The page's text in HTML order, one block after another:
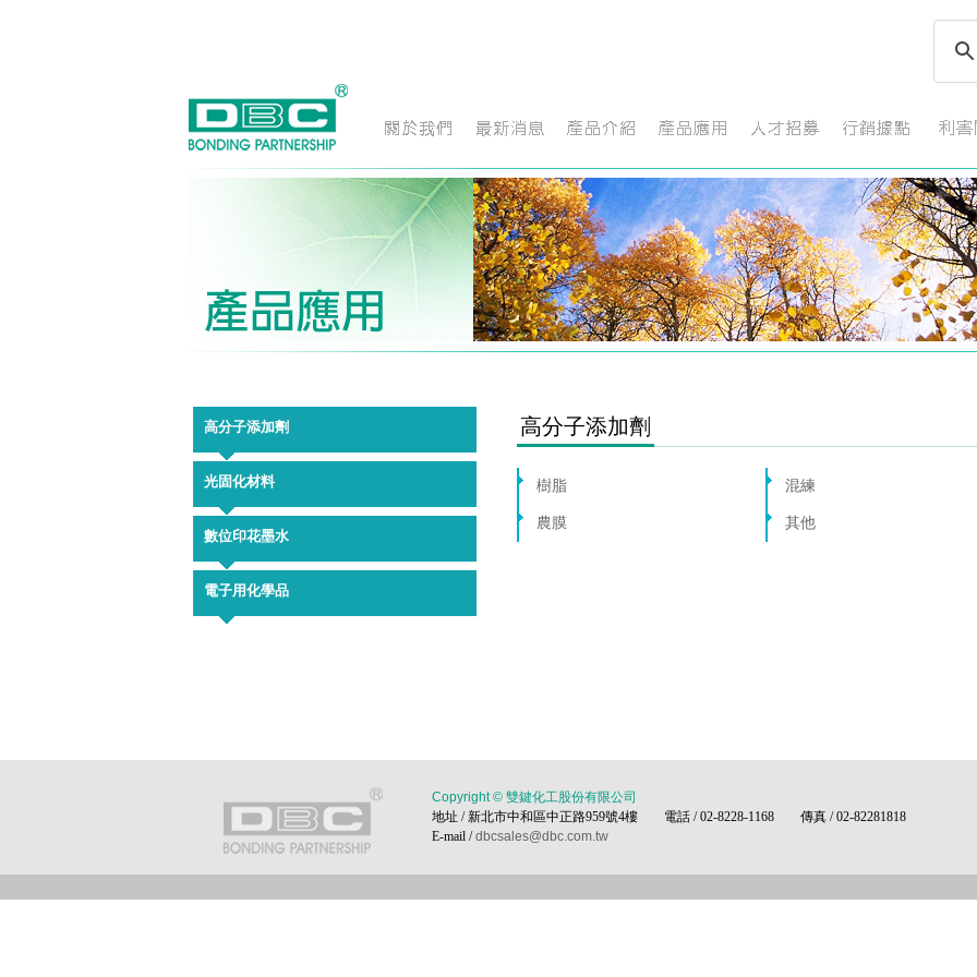
高分子添加劑
光固化材料
數位印花墨水
電子用化學品
高分子添加劑
樹脂 混練
農膜 其他
Copyright © 雙鍵化工股份有限公司
地址 / 新北市中和區中正路959號4樓 電話 / 02-8228-1168 傳真 / 02-82281818
E-mail /dbcsales@dbc.com.tw